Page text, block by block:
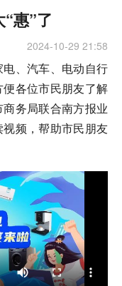
惠”了
2024-10-29 21:58
、汽车、电动自行
各位市民朋友了解
务局联合南方报业
频，帮助市民朋友